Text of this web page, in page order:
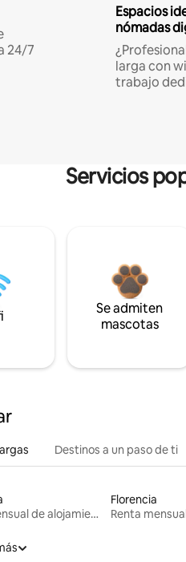
24/7
Espacios
nómadas
larga con
trabajo
Servicios
Se admiten
mascotas
Destinos a un paso de ti
Renta mensual de alojamientos
Florencia